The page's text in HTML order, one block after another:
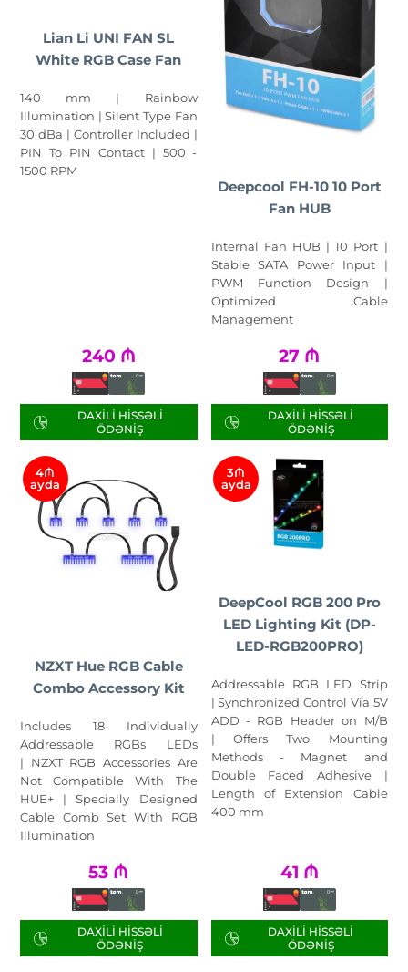
Lian Li UNI FAN SL
White RGB Case Fan
140 mm | Rainbow
Illumination | Silent Type Fan
30 dBa | Controller Included |
PIN To PIN Contact | 500 -
1500 RPM
240 ₼
DAXILI HISSƏLI
ÖDƏNIŞ
Deepcool FH-10 10 Port
Fan HUB
Internal Fan HUB | 10 Port |
Stable SATA Power Input |
PWM Function Design |
Optimized Cable
Management
27 ₼
DAXILI HISSƏLI
ÖDƏNIŞ
4₼
ayda
NZXT Hue RGB Cable
Combo Accessory Kit
Includes 18 Individually
Addressable RGBs LEDs
| NZXT RGB Accessories Are
Not Compatible With The
HUE+ | Specially Designed
Cable Comb Set With RGB
Illumination
53 ₼
DAXILI HISSƏLI
ÖDƏNIŞ
3₼
ayda
DeepCool RGB 200 Pro
LED Lighting Kit (DP-
LED-RGB200PRO)
Addressable RGB LED Strip
| Synchronized Control Via 5V
ADD - RGB Header on M/B
| Offers Two Mounting
Methods - Magnet and
Double Faced Adhesive |
Length of Extension Cable
400 mm
41 ₼
DAXILI HISSƏLI
ÖDƏNIŞ